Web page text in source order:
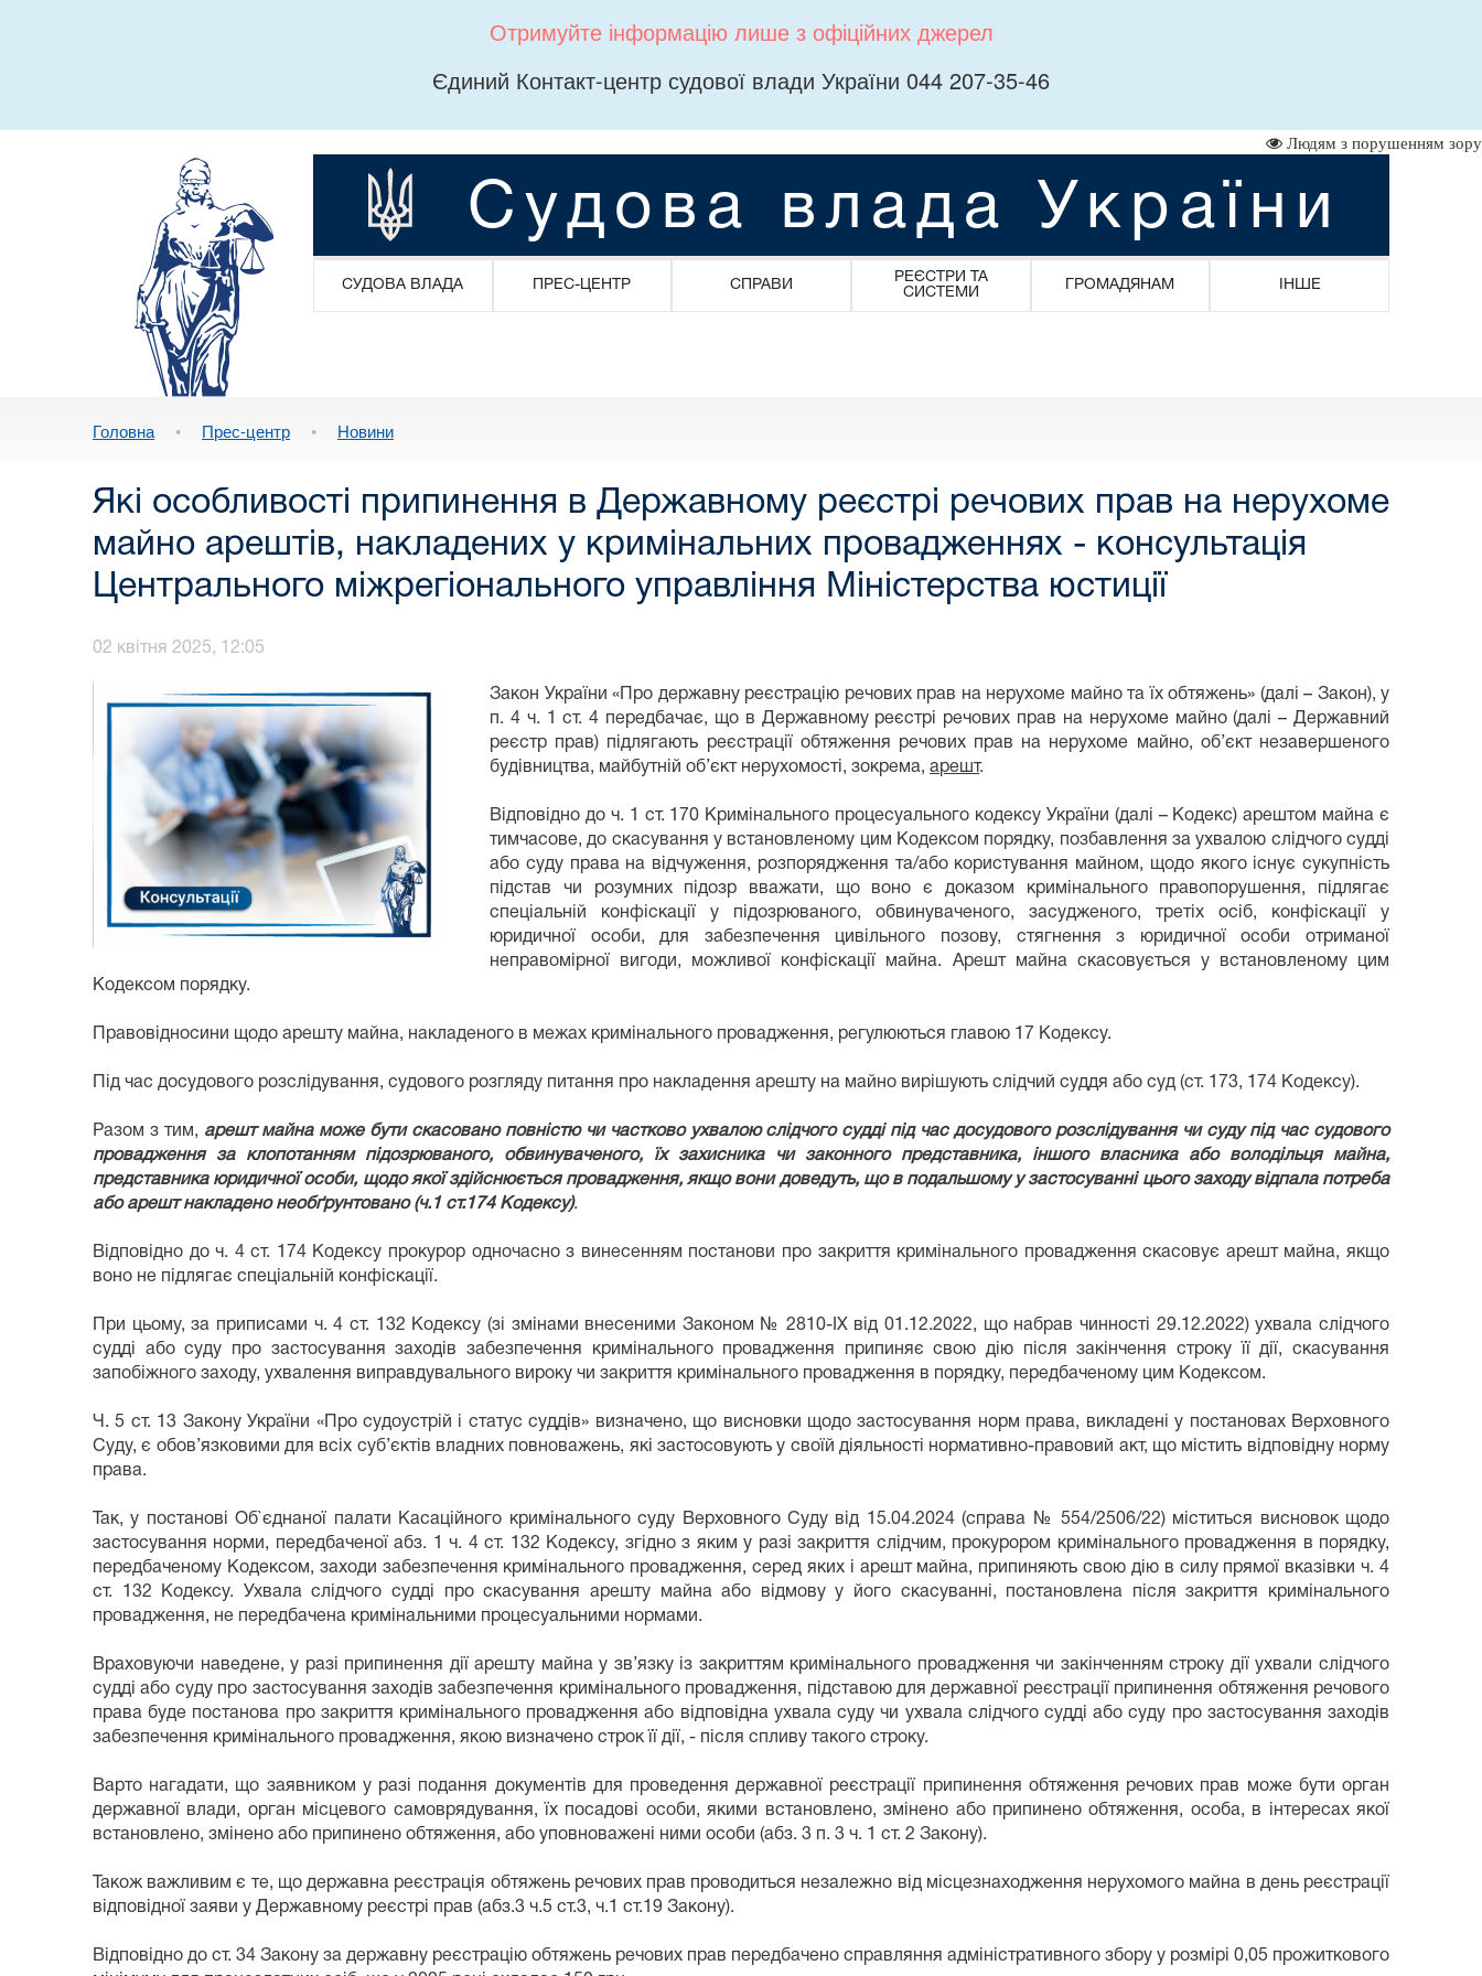
Отримуйте інформацію лише з офіційних джерел
Єдиний Контакт-центр судової влади України 044 207-35-46
Людям з порушенням зору
Судова влада України
СУДОВА ВЛАДА ПРЕС-ЦЕНТР СПРАВИ
РЕЄСТРИ ТА
СИСТЕМИ
ГРОМАДЯНАМ ІНШЕ
Головна • Прес-центр • Новини
Які особливості припинення в Державному реєстрі речових прав на нерухоме
майно арештів, накладених у кримінальних провадженнях - консультація
Центрального міжрегіонального управління Міністерства юстиції
02 квітня 2025, 12:05
Закон України «Про державну реєстрацію речових прав на нерухоме майно та їх обтяжень» (далі – Закон), у
п. 4 ч. 1 ст. 4 передбачає, що в Державному реєстрі речових прав на нерухоме майно (далі – Державний
реєстр прав) підлягають реєстрації обтяження речових прав на нерухоме майно, об’єкт незавершеного
будівництва, майбутній об’єкт нерухомості, зокрема,арешт.
Відповідно до ч. 1 ст. 170 Кримінального процесуального кодексу України (далі – Кодекс) арештом майна є
тимчасове, до скасування у встановленому цим Кодексом порядку, позбавлення за ухвалою слідчого судді
або суду права на відчуження, розпорядження та/або користування майном, щодо якого існує сукупність
підстав чи розумних підозр вважати, що воно є доказом кримінального правопорушення, підлягає
спеціальній конфіскації у підозрюваного, обвинуваченого, засудженого, третіх осіб, конфіскації у
юридичної особи, для забезпечення цивільного позову, стягнення з юридичної особи отриманої
неправомірної вигоди, можливої конфіскації майна. Арешт майна скасовується у встановленому цим
Кодексом порядку.
Правовідносини щодо арешту майна, накладеного в межах кримінального провадження, регулюються главою 17 Кодексу.
Під час досудового розслідування, судового розгляду питання про накладення арешту на майно вирішують слідчий суддя або суд (ст. 173, 174 Кодексу).
Разом з тим, арешт майна може бути скасовано повністю чи частково ухвалою слідчого судді під час досудового розслідування чи суду під час судового
провадження за клопотанням підозрюваного, обвинуваченого, їх захисника чи законного представника, іншого власника або володільця майна,
представника юридичної особи, щодо якої здійснюється провадження, якщо вони доведуть, що в подальшому у застосуванні цього заходу відпала потреба
або арешт накладено необґрунтовано (ч.1 ст.174 Кодексу).
Відповідно до ч. 4 ст. 174 Кодексу прокурор одночасно з винесенням постанови про закриття кримінального провадження скасовує арешт майна, якщо
воно не підлягає спеціальній конфіскації.
При цьому, за приписами ч. 4 ст. 132 Кодексу (зі змінами внесеними Законом № 2810-IX від 01.12.2022, що набрав чинності 29.12.2022) ухвала слідчого
судді або суду про застосування заходів забезпечення кримінального провадження припиняє свою дію після закінчення строку її дії, скасування
запобіжного заходу, ухвалення виправдувального вироку чи закриття кримінального провадження в порядку, передбаченому цим Кодексом.
Ч. 5 ст. 13 Закону України «Про судоустрій і статус суддів» визначено, що висновки щодо застосування норм права, викладені у постановах Верховного
Суду, є обов’язковими для всіх суб’єктів владних повноважень, які застосовують у своїй діяльності нормативно-правовий акт, що містить відповідну норму
права.
Так, у постанові Об`єднаної палати Касаційного кримінального суду Верховного Суду від 15.04.2024 (справа № 554/2506/22) міститься висновок щодо
застосування норми, передбаченої абз. 1 ч. 4 ст. 132 Кодексу, згідно з яким у разі закриття слідчим, прокурором кримінального провадження в порядку,
передбаченому Кодексом, заходи забезпечення кримінального провадження, серед яких і арешт майна, припиняють свою дію в силу прямої вказівки ч. 4
ст. 132 Кодексу. Ухвала слідчого судді про скасування арешту майна або відмову у його скасуванні, постановлена після закриття кримінального
провадження, не передбачена кримінальними процесуальними нормами.
Враховуючи наведене, у разі припинення дії арешту майна у зв’язку із закриттям кримінального провадження чи закінченням строку дії ухвали слідчого
судді або суду про застосування заходів забезпечення кримінального провадження, підставою для державної реєстрації припинення обтяження речового
права буде постанова про закриття кримінального провадження або відповідна ухвала суду чи ухвала слідчого судді або суду про застосування заходів
забезпечення кримінального провадження, якою визначено строк її дії, - після спливу такого строку.
Варто нагадати, що заявником у разі подання документів для проведення державної реєстрації припинення обтяження речових прав може бути орган
державної влади, орган місцевого самоврядування, їх посадові особи, якими встановлено, змінено або припинено обтяження, особа, в інтересах якої
встановлено, змінено або припинено обтяження, або уповноважені ними особи (абз. 3 п. 3 ч. 1 ст. 2 Закону).
Також важливим є те, що державна реєстрація обтяжень речових прав проводиться незалежно від місцезнаходження нерухомого майна в день реєстрації
відповідної заяви у Державному реєстрі прав (абз.3 ч.5 ст.3, ч.1 ст.19 Закону).
Відповідно до ст. 34 Закону за державну реєстрацію обтяжень речових прав передбачено справляння адміністративного збору у розмірі 0,05 прожиткового